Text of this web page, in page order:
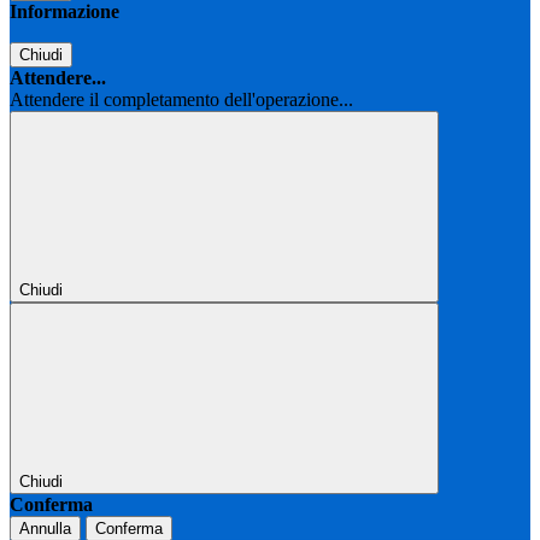
Informazione
Chiudi
Attendere...
Attendere il completamento dell'operazione...
Chiudi
Chiudi
Conferma
Annulla Conferma